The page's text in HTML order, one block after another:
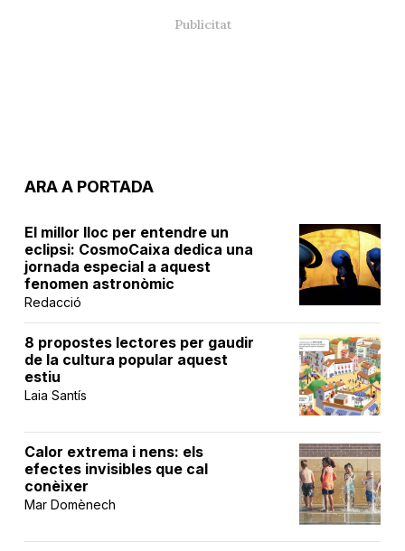
ARA A PORTADA
El millor lloc per entendre un
eclipsi: CosmoCaixa dedica una
jornada especial a aquest
fenomen astronòmic
Redacció
8 propostes lectores per gaudir
de la cultura popular aquest
estiu
Laia Santís
Calor extrema i nens: els
efectes invisibles que cal
conèixer
Mar Domènech